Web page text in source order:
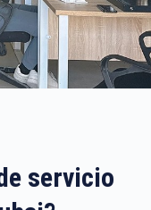
servicio